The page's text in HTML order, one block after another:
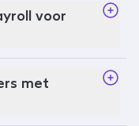
voor
met